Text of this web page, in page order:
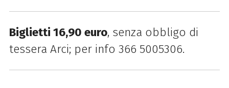
Biglietti 16,90 euro, senza obbligo di
tessera Arci; per info 366 5005306.